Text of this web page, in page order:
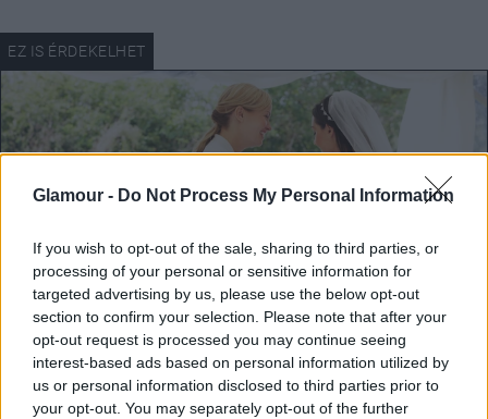
Glamour - Do Not Process My Personal Information
If you wish to opt-out of the sale, sharing to third parties, or
processing of your personal or sensitive information for
targeted advertising by us, please use the below opt-out
section to confirm your selection. Please note that after your
opt-out request is processed you may continue seeing
interest-based ads based on personal information utilized by
us or personal information disclosed to third parties prior to
your opt-out. You may separately opt-out of the further